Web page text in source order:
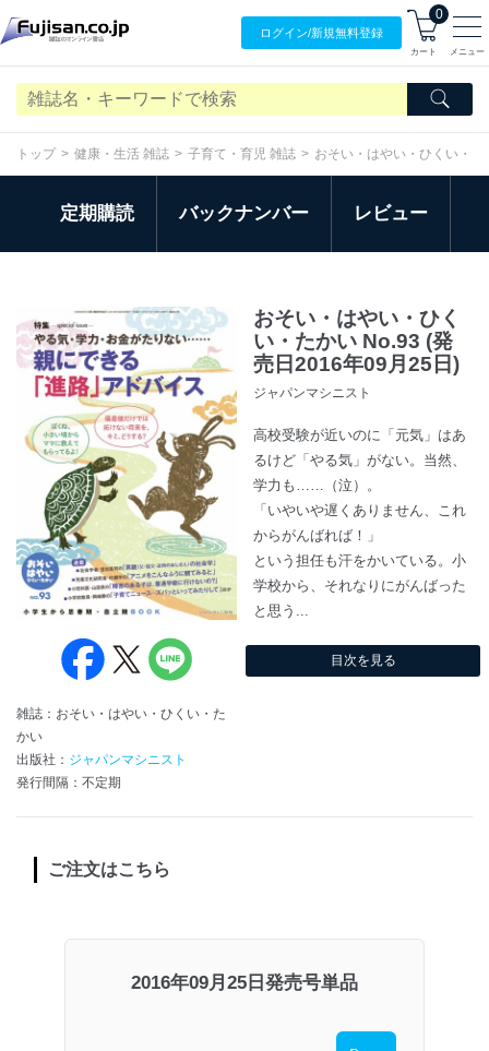
ログイン/新規無料登録
0
カート メニュー
トップ 健康・生活 雑誌 子育て・育児 雑誌 おそい・はやい・ひくい・た
定期購読 バックナンバー レビュー
雑誌：おそい・はやい・ひくい・た
かい
出版社： ジャパンマシニスト
発行間隔：不定期
おそい・はやい・ひく
い・たかい No.93 (発
売日2016年09月25日)
ジャパンマシニスト
高校受験が近いのに「元気」はあ
るけど「やる気」がない。当然、
学力も……（泣）。
「いやいや遅くありません、これ
からがんばれば！」
という担任も汗をかいている。小
学校から、それなりにがんばった
と思う...
目次を見る
ご注文はこちら
2016年09月25日発売号単品